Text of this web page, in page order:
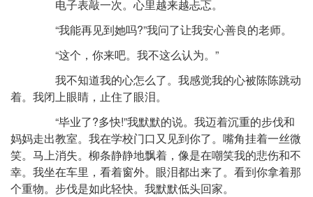
电子表敲一次。心里越来越忐忑。
“我能再见到她吗?”我问了让我安心善良的老师。
“这个，你来吧。我不这么认为。”
我不知道我的心怎么了。我感觉我的心被陈陈跳动
着。我闭上眼睛，止住了眼泪。
“毕业了?多快!”我默默的说。我迈着沉重的步伐和
妈妈走出教室。我在学校门口又见到你了。嘴角挂着一丝微
笑。马上消失。柳条静静地飘着，像是在嘲笑我的悲伤和不
幸。我坐在车里，看着窗外。眼泪都出来了。看到你拿着那
个重物。步伐是如此轻快。我默默低头回家。